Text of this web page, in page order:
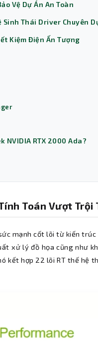
Vệ Dự Án An Toàn
Sinh Thái Driver Chuyên
Kiệm Điện Ấn Tượng
NVIDIA RTX 2000 Ada?
Toán Vượt Trội
mạnh cốt lõi từ kiến
xử lý đồ họa cũng như
kết hợp 22 lõi RT thế hệ